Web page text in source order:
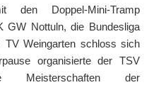
Doppel-Mini-Tramp
GW Nottuln, die Bundesliga
Weingarten schloss sich
organisierte der TSV
Meisterschaften der